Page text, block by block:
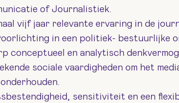
of Journalistiek.
vijf jaar relevante ervaring in de
in een politiek- bestuurlijke
conceptueel en analytisch
sociale vaardigheden om het
sensitiviteit en een